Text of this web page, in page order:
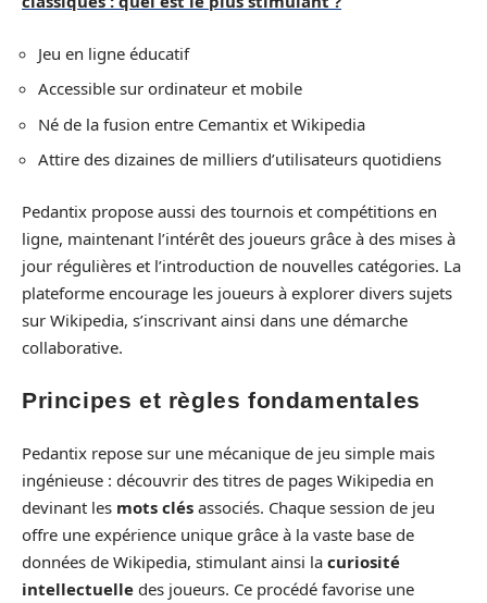
Jeu en ligne éducatif
Accessible sur ordinateur et mobile
Né de la fusion entre Cemantix et Wikipedia
Attire des dizaines de milliers d’utilisateurs quotidiens
Pedantix propose aussi des tournois et compétitions en
ligne, maintenant l’intérêt des joueurs grâce à des mises à
jour régulières et l’introduction de nouvelles catégories. La
plateforme encourage les joueurs à explorer divers sujets
sur Wikipedia, s’inscrivant ainsi dans une démarche
collaborative.
Principes et règles fondamentales
Pedantix repose sur une mécanique de jeu simple mais
ingénieuse : découvrir des titres de pages Wikipedia en
devinant les mots clés associés. Chaque session de jeu
offre une expérience unique grâce à la vaste base de
données de Wikipedia, stimulant ainsi la curiosité
intellectuelle des joueurs. Ce procédé favorise une